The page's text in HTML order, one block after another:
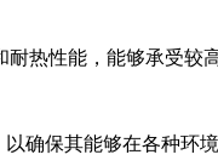
热性能，能够承受较
确保其能够在各种环